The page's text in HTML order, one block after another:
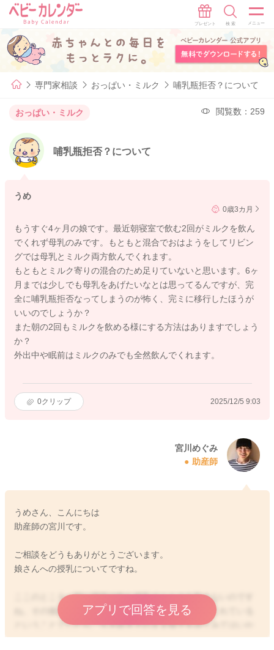
専門家相談 おっぱい・ミルク 哺乳瓶拒否？について
おっぱい・ミルク 閲覧数：259
哺乳瓶拒否？について
うめ
0歳3カ月
もうすぐ4ヶ月の娘です。最近朝寝室で飲む2回がミルクを飲ん
でくれず母乳のみです。もともと混合でおはようをしてリビン
グでは母乳とミルク両方飲んでくれます。
もともとミルク寄りの混合のため足りていないと思います。6ヶ
月までは少しでも母乳をあげたいなとは思ってるんですが、完
全に哺乳瓶拒否なってしまうのが怖く、完ミに移行したほうが
いいのでしょうか？
また朝の2回もミルクを飲める様にする方法はありますでしょう
か？
外出中や眠前はミルクのみでも全然飲んでくれます。
0クリップ 2025/12/5 9:03
宮川めぐみ
助産師
うめさん、こんにちは
助産師の宮川です。
ご相談をどうもありがとうございます。
娘さんへの授乳についてですね。
ここのところ、朝に寝室で飲む授乳でミルクを飲まないのです
ね。その後の授乳では、哺乳瓶でもミルクを飲んでくれている
ということでしたら、引き続きそのまま様子をみてみてはいか
がでしょうか？
アプリで回答を見る